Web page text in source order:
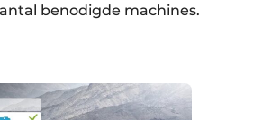
benodigde machines.